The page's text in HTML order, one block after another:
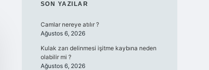
SIDEBAR
SON YAZILAR
Camlar nereye atılır ?
Ağustos 6, 2026
Kulak zarı delinmesi işitme kaybına neden
olabilir mi ?
Ağustos 6, 2026